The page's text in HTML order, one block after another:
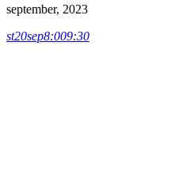
september, 2023
st20sep8:009:30